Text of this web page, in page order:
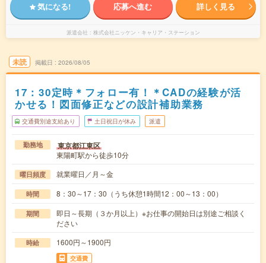
気になる! 応募へ進む 詳しく見る
派遣会社 株式会社ニッケン・キャリア・ステーション
未読 掲載日 2026/08/05
17：30定時＊フォロー有！＊CADの経験が活
かせる！図面修正などの設計補助業務
交通費別途支給あり 土日祝日が休み 派遣
勤務地 東京都江東区
東陽町駅から徒歩10分
曜日頻度 就業曜日／月～金
時間 8：30～17：30（うち休憩1時間12：00～13：00）
期間
即日～長期（３か月以上）※お仕事の開始日は別途ご相談く
ださい
時給 1600円～1900円
交通費